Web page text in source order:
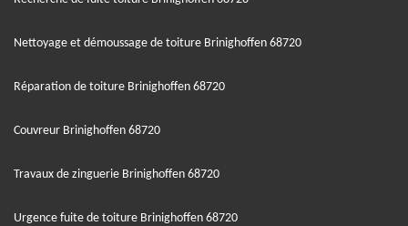
Nettoyage et démoussage de toiture Brinighoffen 68720
Réparation de toiture Brinighoffen 68720
Couvreur Brinighoffen 68720
Travaux de zinguerie Brinighoffen 68720
Urgence fuite de toiture Brinighoffen 68720